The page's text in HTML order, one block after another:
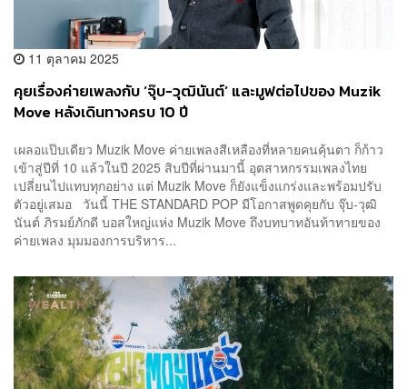
11 ตุลาคม 2025
คุยเรื่องค่ายเพลงกับ ‘จุ๊บ-วุฒินันต์’ และมูฟต่อไปของ Muzik
Move หลังเดินทางครบ 10 ปี
เผลอแป๊บเดียว Muzik Move ค่ายเพลงสีเหลืองที่หลายคนคุ้นตา ก็ก้าว
เข้าสู่ปีที่ 10 แล้วในปี 2025 สิบปีที่ผ่านมานี้ อุตสาหกรรมเพลงไทย
เปลี่ยนไปแทบทุกอย่าง แต่ Muzik Move ก็ยังแข็งแกร่งและพร้อมปรับ
ตัวอยู่เสมอ วันนี้ THE STANDARD POP มีโอกาสพูดคุยกับ จุ๊บ-วุฒิ
นันต์ ภิรมย์ภักดี บอสใหญ่แห่ง Muzik Move ถึงบทบาทอันท้าทายของ
ค่ายเพลง มุมมองการบริหาร...